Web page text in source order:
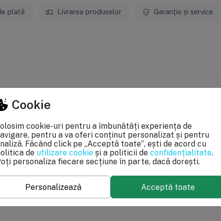
plată Livrarea produselor Garanție și service
acurateţea informaţiilor din acestă pagină. Rareori acestea pot
pot fi modificate de catre producător fără preaviz sau pot
140/2021, produsele beneficiaza de garantie legala de conformitate
Cookie
cookie-uri pentru a îmbunătăți experiența de
pentru a va oferi conținut personalizat și pentru
Făcând click pe „Acceptă toate”, ești de acord cu
de utilizare cookie și a politicii de confidențialitate.
personaliza fiecare secțiune în parte, dacă dorești.
Personalizează Acceptă toate